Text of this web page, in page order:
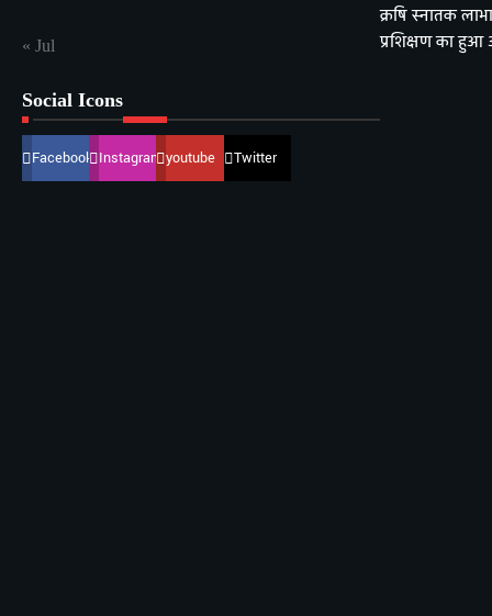
« Jul
Social Icons
Facebook Instagramyoutube Twitter
क्रषि स्नातक
प्रशिक्षण का